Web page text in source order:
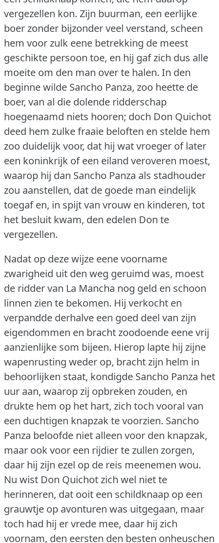
vergezellen kon. Zijn buurman, een eerlijke
boer zonder bijzonder veel verstand, scheen
hem voor zulk eene betrekking de meest
geschikte persoon toe, en hij gaf zich dus alle
moeite om den man over te halen. In den
beginne wilde Sancho Panza, zoo heette de
boer, van al die dolende ridderschap
hoegenaamd niets hooren; doch Don Quichot
deed hem zulke fraaie beloften en stelde hem
zoo duidelijk voor, dat hij wat vroeger of later
een koninkrijk of een eiland veroveren moest,
waarop hij dan Sancho Panza als stadhouder
zou aanstellen, dat de goede man eindelijk
toegaf en, in spijt van vrouw en kinderen, tot
het besluit kwam, den edelen Don te
vergezellen.
Nadat op deze wijze eene voorname
zwarigheid uit den weg geruimd was, moest
de ridder van La Mancha nog geld en schoon
linnen zien te bekomen. Hij verkocht en
verpandde derhalve een goed deel van zijn
eigendommen en bracht zoodoende eene vrij
aanzienlijke som bijeen. Hierop lapte hij zijne
wapenrusting weder op, bracht zijn helm in
behoorlijken staat, kondigde Sancho Panza het
uur aan, waarop zij opbreken zouden, en
drukte hem op het hart, zich toch vooral van
een duchtigen knapzak te voorzien. Sancho
Panza beloofde niet alleen voor den knapzak,
maar ook voor een rijdier te zullen zorgen,
daar hij zijn ezel op de reis meenemen wou.
Nu wist Don Quichot zich wel niet te
herinneren, dat ooit een schildknaap op een
grauwtje op avonturen was uitgegaan, maar
toch had hij er vrede mee, daar hij zich
voornam, den eersten den besten onheuschen